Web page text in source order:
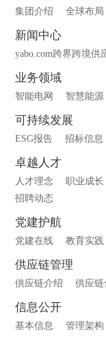
集团介绍 全球布局
新闻中心
yabo.com跨界跨境
业务领域
智能电网 智慧能源
可持续发展
ESG报告 招标信息
卓越人才
人才理念 职业成长
招聘动态
党建护航
党建在线 教育实践
供应链管理
供应链介绍 供应链
信息公开
基本信息 管理架构